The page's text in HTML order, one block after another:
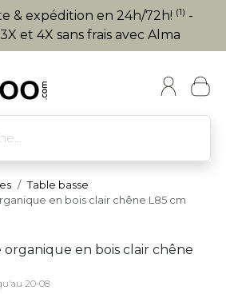
& expédition en 24h/72h! (1) -
et 4X sans frais avec Alma
Table basse
en bois clair chêne L85 cm
organique en bois clair chêne
20-08